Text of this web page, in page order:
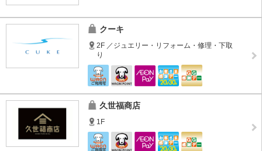
クーキ
2F ／ジュエリー・リフォーム・修理・下取
り
久世福商店
1F